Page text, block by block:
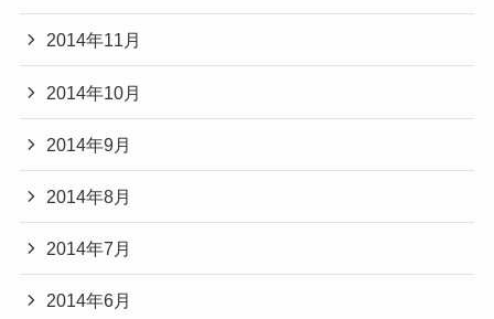
2014年11月
2014年10月
2014年9月
2014年8月
2014年7月
2014年6月